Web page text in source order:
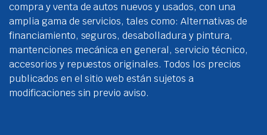
compra y venta de autos nuevos y usados, con una
amplia gama de servicios, tales como: Alternativas de
financiamiento, seguros, desabolladura y pintura,
mantenciones mecánica en general, servicio técnico,
accesorios y repuestos originales. Todos los precios
publicados en el sitio web están sujetos a
modificaciones sin previo aviso.